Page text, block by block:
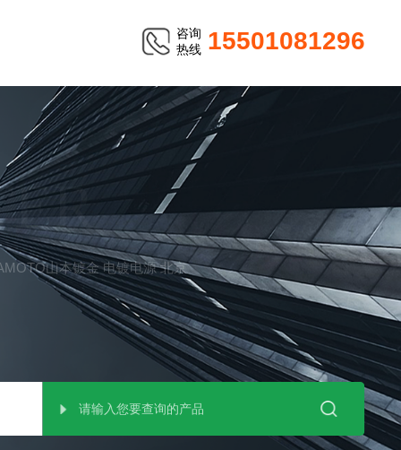
咨询
热线 15501081296
山本镀金 电镀电源 北京